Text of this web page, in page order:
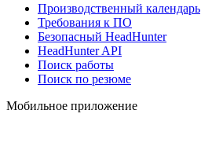
Производственный календарь
Требования к ПО
Безопасный HeadHunter
HeadHunter API
Поиск работы
Поиск по резюме
Мобильное приложение